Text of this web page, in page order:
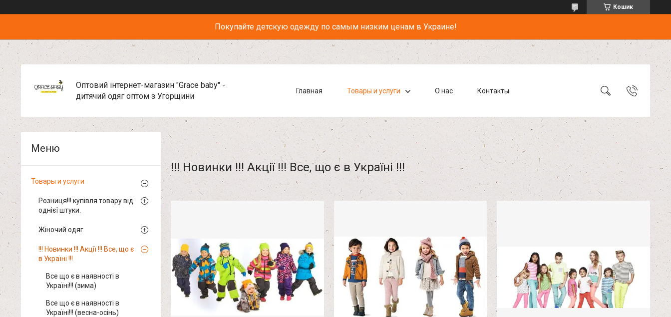
Кошик
Покупайте детскую одежду по самым низким ценам в Украине!
Оптовий інтернет-магазин "Grace baby" -
дитячий одяг оптом з Угорщини
Главная Товары и услуги О нас Контакты
!!! Новинки !!! Акції !!! Все, що є в Україні !!!
Товары и услуги
Розниця!!! купівля товару від
однієї штуки.
Жіночий одяг
!!! Новинки !!! Акції !!! Все, що є
в Україні !!!
Все що є в наявності в
Україні!!! (зима)
Все що є в наявності в
Україні!!! (весна-осінь)